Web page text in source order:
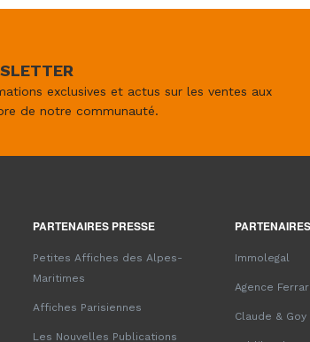
exclusives et actus sur les ventes aux
de notre communauté.
PARTENAIRES PRESSE
Petites Affiches des Alpes-
Maritimes
Affiches Parisiennes
Les Nouvelles Publications
Immolegal
Agence
Claude & Goy